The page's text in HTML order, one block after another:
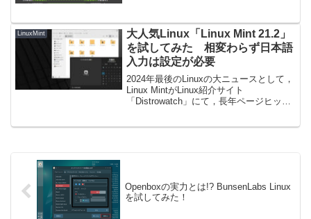
れましたが、昔はCinnamon...
LinuxMint
大人気Linux「Linux Mint 21.2」
を試してみた 相変わらず日本語
入力は設定が必要
2024年最後のLinuxの大ニュースとして，
Linux MintがLinux紹介サイト
「Distrowatch」にて，長年ページヒット
Openboxの実力とは!? BunsenLabs Linux
を試してみた！